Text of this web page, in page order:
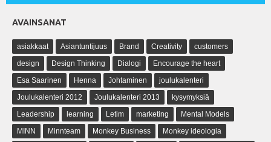
AVAINSANAT
asiakkaat Asiantuntijuus Brand Creativity
customers
design
Design Thinking Dialogi
Encourage the heart
Esa Saarinen
Henna Johtaminen
joulukalenteri
Joulukalenteri 2012
Joulukalenteri 2013
kysymyksiä
Leadership
learning Letim marketing
Mental Models
MINN
Minnteam Monkey Business
Monkey ideologia